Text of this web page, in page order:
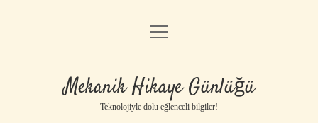
Anasayfa
Yasal Uyarı
menüyü
Mekanik Hikaye Günlüğü
Teknolojiyle dolu eğlenceli bilgiler!